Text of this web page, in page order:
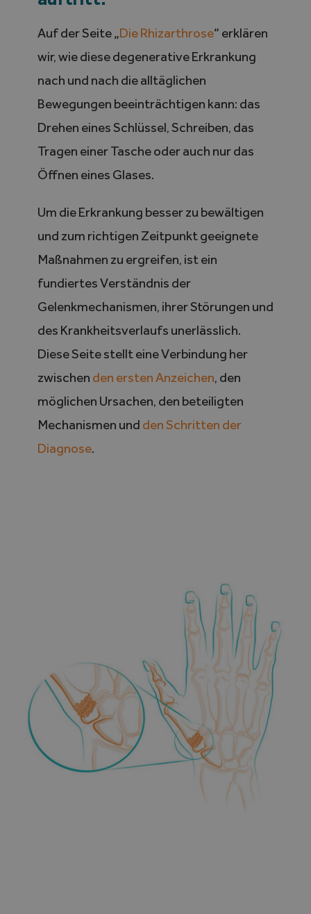
Auf der Seite „Die Rhizarthrose“ erklären
wir, wie diese degenerative Erkrankung
nach und nach die alltäglichen
Bewegungen beeinträchtigen kann: das
Drehen eines Schlüssel, Schreiben, das
Tragen einer Tasche oder auch nur das
Öffnen eines Glases.
Um die Erkrankung besser zu bewältigen
und zum richtigen Zeitpunkt geeignete
Maßnahmen zu ergreifen, ist ein
fundiertes Verständnis der
Gelenkmechanismen, ihrer Störungen und
des Krankheitsverlaufs unerlässlich.
Diese Seite stellt eine Verbindung her
zwischen den ersten Anzeichen, den
möglichen Ursachen, den beteiligten
Mechanismen und den Schritten der
Diagnose.